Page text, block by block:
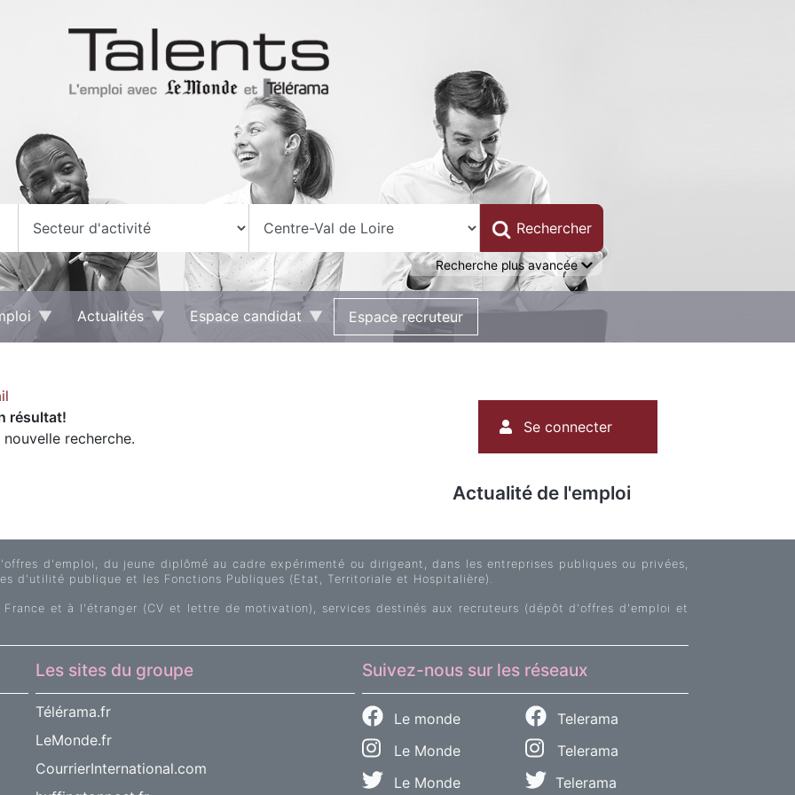
Recherche plus avancée
Actualités Espace candidat Espace recruteur
résultat!
recherche.
du
compte
l'utilisateur
Se connecter
Actualité de l'emploi
d'emploi, du jeune diplômé au cadre expérimenté ou dirigeant, dans les entreprises publiques ou privées,
d'utilité publique et les Fonctions Publiques (Etat, Territoriale et Hospitalière).
et à l'étranger (CV et lettre de motivation), services destinés aux recruteurs (dépôt d'offres d'emploi et
Les sites du groupe
Télérama.fr
LeMonde.fr
CourrierInternational.com
Suivez-nous sur les réseaux
Le monde
Telerama
Le Monde
Telerama
Le Monde
Telerama